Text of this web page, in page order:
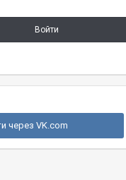
Войти
через VK.com